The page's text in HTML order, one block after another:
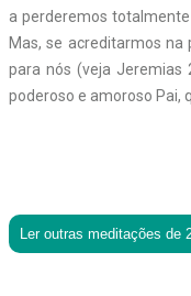
a perderemos
Mas, se acreditarmos na
para nós (veja Jeremias
poderoso e amoroso Pai,
Ler outras meditações de